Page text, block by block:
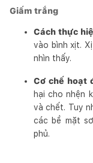
Giấm trắng
Cách thực
vào bình xịt.
nhìn thấy.
Cơ chế hoạt
hại cho nhện
và chết. Tuy
các bề mặt
phủ.